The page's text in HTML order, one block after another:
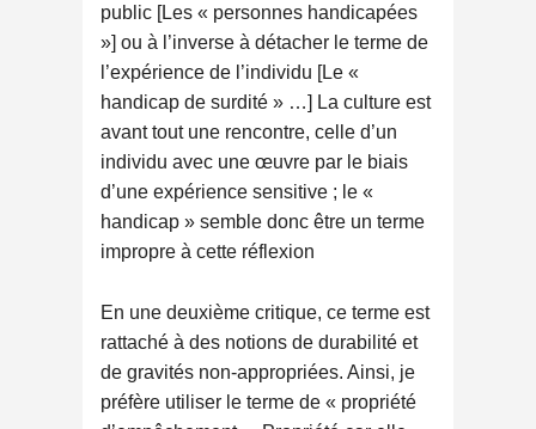
public [Les « personnes handicapées
»] ou à l’inverse à détacher le terme de
l’expérience de l’individu [Le «
handicap de surdité » …] La culture est
avant tout une rencontre, celle d’un
individu avec une œuvre par le biais
d’une expérience sensitive ; le «
handicap » semble donc être un terme
impropre à cette réflexion
En une deuxième critique, ce terme est
rattaché à des notions de durabilité et
de gravités non-appropriées. Ainsi, je
préfère utiliser le terme de « propriété